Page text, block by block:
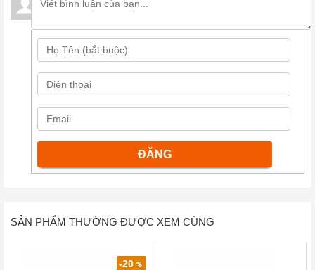
SẢN PHẨM THƯỜNG ĐƯỢC XEM CÙNG
-20%